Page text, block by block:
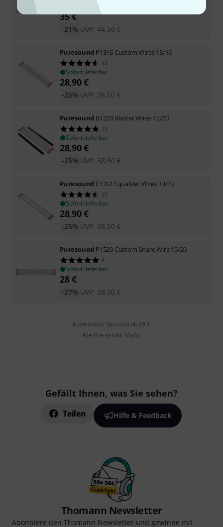
Sofort lieferbar
35€
UVP: 44,50 €
-21%
Puresound P1316 Custom Wires 13/16
13
Sofort lieferbar
28,90€
UVP: 38,50 €
-25%
Puresound B1220 Blaster Wires 12/20
15
Sofort lieferbar
28,90€
UVP: 38,50 €
-25%
Puresound E1312 Equalizer Wires 13/12
21
Sofort lieferbar
28,90€
UVP: 38,50 €
-25%
Puresound P1520 Custom Snare Wire 15/20
8
Sofort lieferbar
28€
UVP: 38,50 €
-27%
Kostenloser Versand ab 29 €
Alle Preise inkl. MwSt.
Gefällt Ihnen, was Sie sehen?
Teilen Hilfe & Feedback
Thomann Newsletter
Abonniere den Thomann Newsletter und gewinne mit